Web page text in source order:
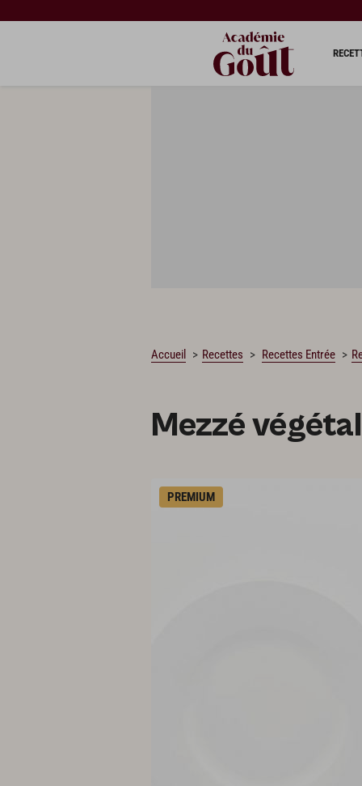
Accueil Recettes Recettes Entrée
Mezzé
PREMIUM
CHARGEMENT…